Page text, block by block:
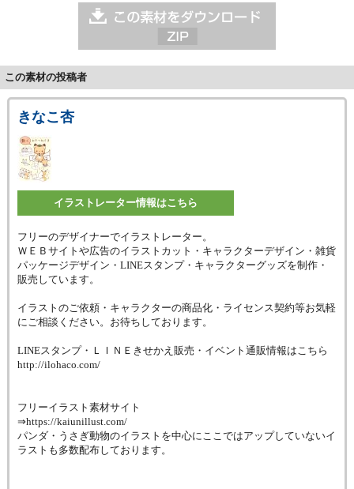
この素材の投稿者
きなこ杏
イラストレーター情報はこちら
フリーのデザイナーでイラストレーター。
ＷＥＢサイトや広告のイラストカット・キャラクターデザイン・雑貨
パッケージデザイン・LINEスタンプ・キャラクターグッズを制作・
販売しています。
イラストのご依頼・キャラクターの商品化・ライセンス契約等お気軽
にご相談ください。お待ちしております。
LINEスタンプ・ＬＩＮＥきせかえ販売・イベント通販情報はこちら
http://ilohaco.com/
フリーイラスト素材サイト
⇒https://kaiunillust.com/
パンダ・うさぎ動物のイラストを中心にここではアップしていないイ
ラストも多数配布しております。